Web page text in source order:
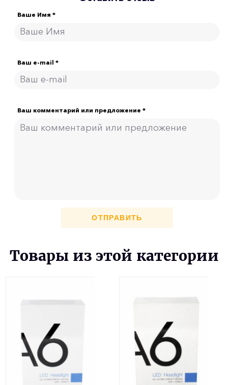
Ваше Имя *
Ваш e-mail *
Ваш комментарий или предложение *
ОТПРАВИТЬ
Товары из этой категории